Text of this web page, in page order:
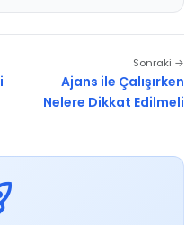
Sonraki →
Ajans ile Çalışırken
Nelere Dikkat Edilmeli